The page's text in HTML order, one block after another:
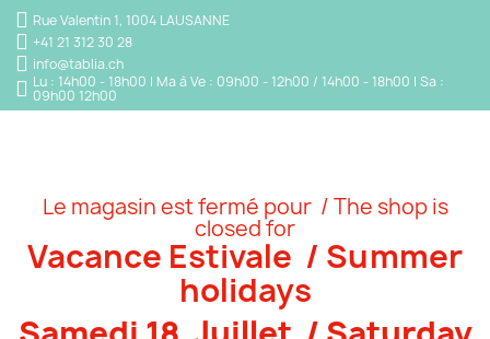
Rue Valentin 1, 1004 LAUSANNE
+41 21 312 30 28
info@tablia.ch
Lu : 14h00 - 18h00 | Ma à Ve : 09h00 - 12h00 / 14h00 - 18h00 | Sa :
09h00 12h00
Le magasin est fermé pour / The shop is
closed for
Vacance Estivale / Summer
holidays